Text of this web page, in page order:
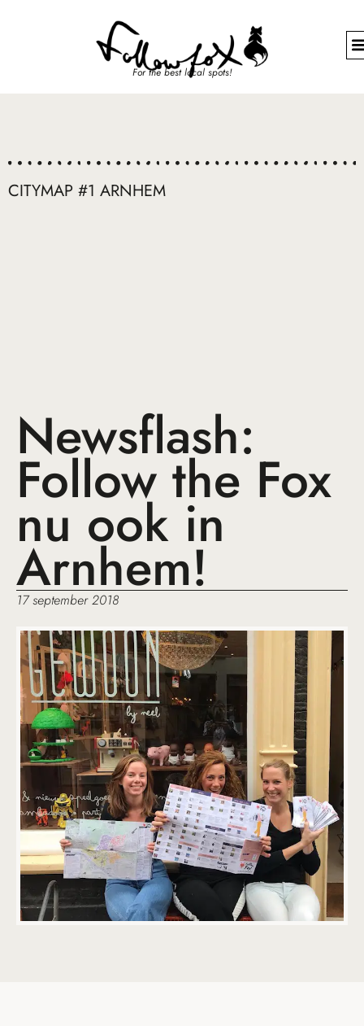
For the best local spots!
CITYMAP #1 ARNHEM
Newsflash:
Follow the Fox
nu ook in
Arnhem!
17 september 2018